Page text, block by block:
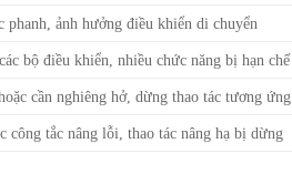
phanh, ảnh hưởng điều khiển di chuyển
bộ điều khiển, nhiều chức năng bị hạn chế
cần nghiêng hở, dừng thao tác tương ứng
công tắc nâng lỗi, thao tác nâng hạ bị dừng